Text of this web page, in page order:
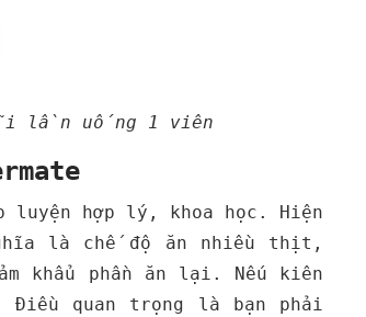
lần uống 1 viên
luyện hợp lý, khoa học. Hiện
là chế độ ăn nhiều thịt,
khẩu phần ăn lại. Nếu kiên
quan trọng là bạn phải